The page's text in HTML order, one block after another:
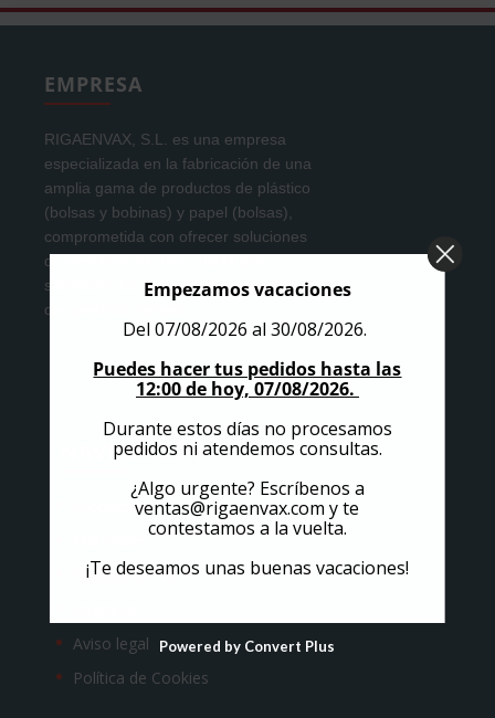
EMPRESA
RIGAENVAX, S.L. es una empresa
especializada en la fabricación de una
amplia gama de productos de plástico
(bolsas y bobinas) y papel (bolsas),
comprometida con ofrecer soluciones
de embalaje de alta calidad que
satisfacen las necesidades específicas
de nuestros clientes.
NAVEGACIÓN
Productos
Certificaciones
Aviso legal
Política de Cookies
Empezamos vacaciones
Del 07/08/2026 al 30/08/2026.
Puedes hacer tus pedidos hasta las
12:00 de hoy, 07/08/2026.
Durante estos días no procesamos
pedidos ni atendemos consultas.
¿Algo urgente? Escríbenos a
ventas@rigaenvax.com y te
contestamos a la vuelta.
¡Te deseamos unas buenas vacaciones!
Powered by Convert Plus